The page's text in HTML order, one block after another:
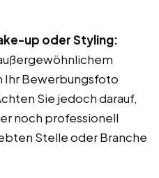
up oder Styling:
Ihr Bewerbungsfoto
Sie jedoch darauf,
noch professionell
Stelle oder Branche